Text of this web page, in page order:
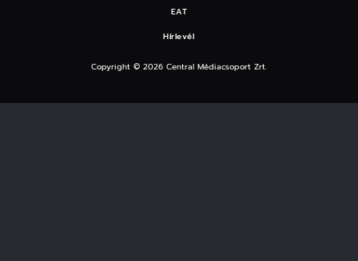
EAT
Hírlevél
Copyright © 2026 Central Médiacsoport Zrt.